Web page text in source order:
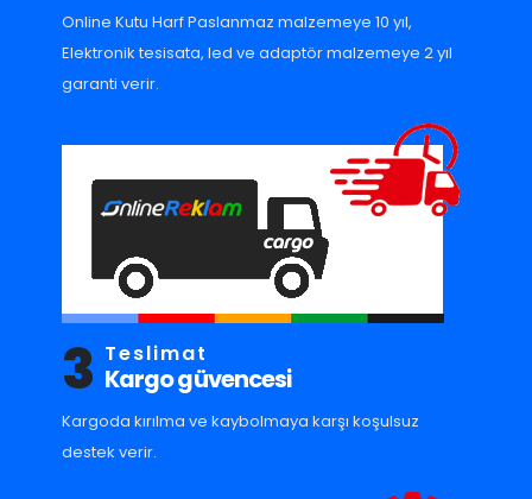
Online Kutu Harf Paslanmaz malzemeye 10 yıl,
Elektronik tesisata, led ve adaptör malzemeye 2 yıl
garanti verir.
3 Teslimat
Kargo güvencesi
Kargoda kırılma ve kaybolmaya karşı koşulsuz
destek verir.